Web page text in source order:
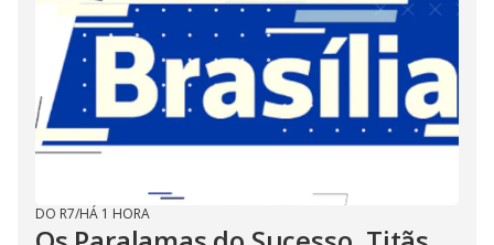
DO R7/HÁ 1 HORA